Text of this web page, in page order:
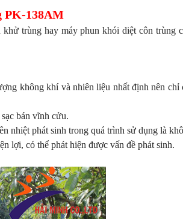
PK-138AM
trùng hay máy phun khói diệt côn trùng
không khí và nhiên liệu nhất định nên chỉ
bán vĩnh cửu.
nhiệt phát sinh trong quá trình sử dụng là
lợi, có thể phát hiện được vấn đề phát sinh.